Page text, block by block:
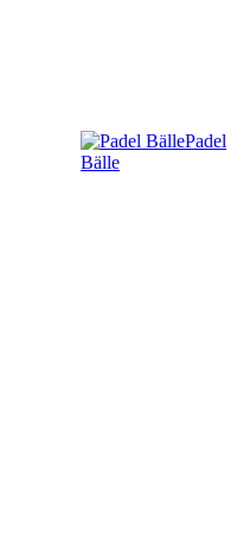
Padel
Bälle